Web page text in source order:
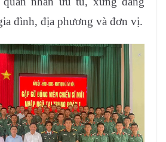
đình, địa phương và đơn vị.